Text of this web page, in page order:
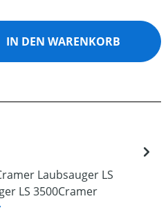
den gewünschten
IN DEN WARENKORB
Laubsauger LS
LS 3500Cramer